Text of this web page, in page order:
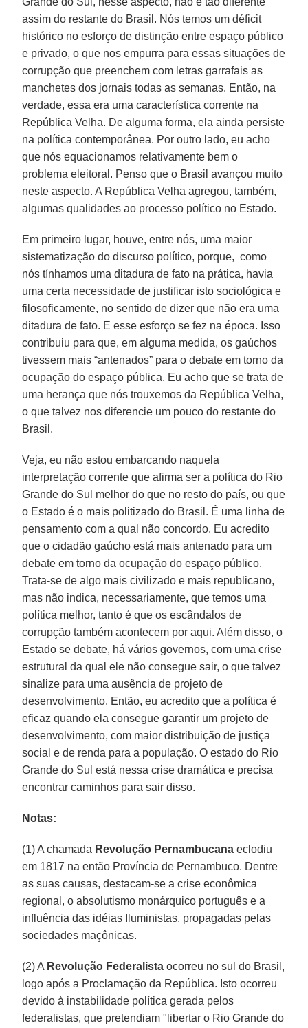
assim do restante do Brasil. Nós temos um déficit
histórico no esforço de distinção entre espaço público
e privado, o que nos empurra para essas situações de
corrupção que preenchem com letras garrafais as
manchetes dos jornais todas as semanas. Então, na
verdade, essa era uma característica corrente na
República Velha. De alguma forma, ela ainda persiste
na política contemporânea. Por outro lado, eu acho
que nós equacionamos relativamente bem o
problema eleitoral. Penso que o Brasil avançou muito
neste aspecto. A República Velha agregou, também,
algumas qualidades ao processo político no Estado.
Em primeiro lugar, houve, entre nós, uma maior
sistematização do discurso político, porque, como
nós tínhamos uma ditadura de fato na prática, havia
uma certa necessidade de justificar isto sociológica e
filosoficamente, no sentido de dizer que não era uma
ditadura de fato. E esse esforço se fez na época. Isso
contribuiu para que, em alguma medida, os gaúchos
tivessem mais “antenados” para o debate em torno da
ocupação do espaço pública. Eu acho que se trata de
uma herança que nós trouxemos da República Velha,
o que talvez nos diferencie um pouco do restante do
Brasil.
Veja, eu não estou embarcando naquela
interpretação corrente que afirma ser a política do Rio
Grande do Sul melhor do que no resto do país, ou que
o Estado é o mais politizado do Brasil. É uma linha de
pensamento com a qual não concordo. Eu acredito
que o cidadão gaúcho está mais antenado para um
debate em torno da ocupação do espaço público.
Trata-se de algo mais civilizado e mais republicano,
mas não indica, necessariamente, que temos uma
política melhor, tanto é que os escândalos de
corrupção também acontecem por aqui. Além disso, o
Estado se debate, há vários governos, com uma crise
estrutural da qual ele não consegue sair, o que talvez
sinalize para uma ausência de projeto de
desenvolvimento. Então, eu acredito que a política é
eficaz quando ela consegue garantir um projeto de
desenvolvimento, com maior distribuição de justiça
social e de renda para a população. O estado do Rio
Grande do Sul está nessa crise dramática e precisa
encontrar caminhos para sair disso.
Notas:
(1) A chamada Revolução Pernambucana eclodiu
em 1817 na então Província de Pernambuco. Dentre
as suas causas, destacam-se a crise econômica
regional, o absolutismo monárquico português e a
influência das idéias Iluministas, propagadas pelas
sociedades maçônicas.
(2) A Revolução Federalista ocorreu no sul do Brasil,
logo após a Proclamação da República. Isto ocorreu
devido à instabilidade política gerada pelos
federalistas, que pretendiam "libertar o Rio Grande do